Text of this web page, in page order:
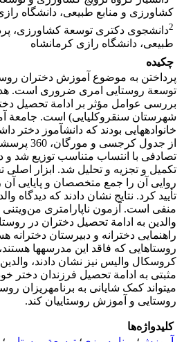
کشاورزی و منابع طبیعی، دانشگاه
2دانشجوی دکتری توسعة کشاورزی،
طبیعی، دانشگاه رازی کرمانشاه
چکیده
پرداختن به موضوع آموزش دختران
توسعة روستایی امری ضروری است.
بررسی عوامل مؤثر بر ادامة تحصیل
شهرستان سنقروکلیایی) است. جامعة
از جدول
تکمیل و تجزیه و تحلیل شد. ابزار
روایی آن را جمع متخصصان و پایایی آن
تأیید کرد. نتایج نشان دادند که دیدگاه
منفی است. آزمون ناپارامتری
والدین به ادامة تحصیل دختران در
راهنمایی دخترانه و دبیرستان دخترانه
روستاهایی که فاقد این مدرسه‏ها
کروسکال والیس نیز نشان دادند،
مثبتی به ادامة تحصیل فرزندان دختر
می‏تواند کمک شایانی به برنامه‏ریزان
روستایی و آموزش روستاییان کند.
کلیدواژه‌ها